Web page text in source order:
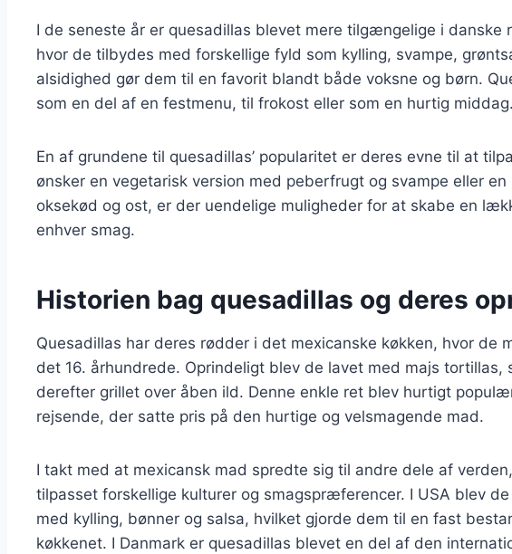
I de seneste år er quesadillas blevet mere tilgængelige i danske
hvor de tilbydes med forskellige fyld som kylling, svampe,
alsidighed gør dem til en favorit blandt både voksne og børn.
som en del af en festmenu, til frokost eller som en hurtig middag.
En af grundene til quesadillas’ popularitet er deres evne til at
ønsker en vegetarisk version med peberfrugt og svampe eller
oksekød og ost, er der uendelige muligheder for at skabe en
enhver smag.
Historien bag quesadillas og deres
Quesadillas har deres rødder i det mexicanske køkken, hvor de
det 16. århundrede. Oprindeligt blev de lavet med majs tortillas,
derefter grillet over åben ild. Denne enkle ret blev hurtigt
rejsende, der satte pris på den hurtige og velsmagende mad.
I takt med at mexicansk mad spredte sig til andre dele af
tilpasset forskellige kulturer og smagspræferencer. I USA blev
med kylling, bønner og salsa, hvilket gjorde dem til en fast
køkkenet. I Danmark er quesadillas blevet en del af den